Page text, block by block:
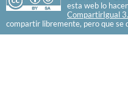
esta web lo
CompartirIgual
compartir libremente, pero que se